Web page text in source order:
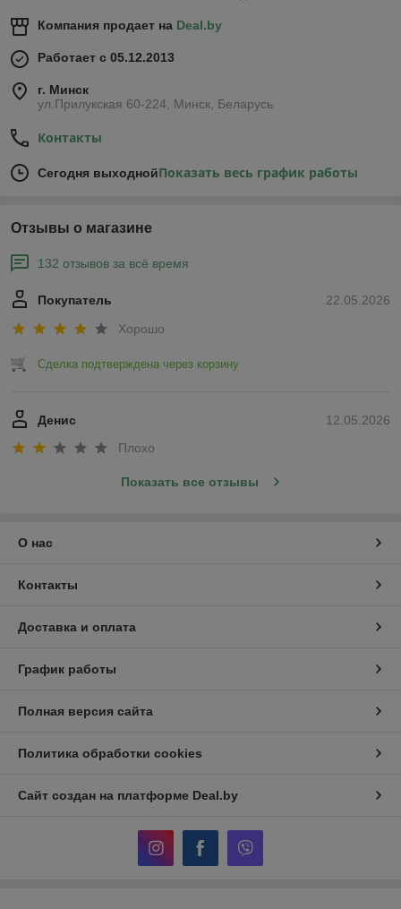
Компания продает на Deal.by
Работает с 05.12.2013
г. Минск
ул.Прилукская 60-224, Минск, Беларусь
Контакты
Сегодня выходнойПоказать весь график работы
Отзывы о магазине
132 отзывов за всё время
22.05.2026
Покупатель
Хорошо
Сделка подтверждена через корзину
12.05.2026
Денис
Плохо
Показать все отзывы
О нас
Контакты
Доставка и оплата
График работы
Полная версия сайта
Политика обработки cookies
Сайт создан на платформе Deal.by